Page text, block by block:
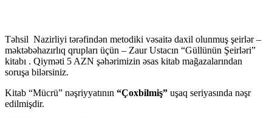
Təhsil Nazirliyi tərəfindən metodiki vəsaitə daxil olunmuş şeirlər –
məktəbəhazırlıq qrupları üçün – Zaur Ustacın “Güllünün Şeirləri”
kitabı . Qiyməti 5 AZN şəhərimizin əsas kitab mağazalarından
soruşa bilərsiniz.
Kitab “Mücrü” nəşriyyatının “Çoxbilmiş” uşaq seriyasında nəşr
edilmişdir.